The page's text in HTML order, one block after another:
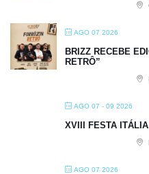
AGO 07 2026
BRIZZ RECEBE
RETRÔ”
AGO 07 - 09 2026
XVIII FESTA
AGO 07 2026